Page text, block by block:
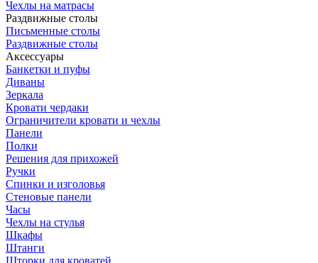
Чехлы на матрасы
Раздвижные столы
Письменные столы
Раздвижные столы
Аксессуары
Банкетки и пуфы
Диваны
Зеркала
Кровати чердаки
Ограничители кровати и чехлы
Панели
Полки
Решения для прихожей
Ручки
Спинки и изголовья
Стеновые панели
Часы
Чехлы на стулья
Шкафы
Штанги
Шторки для кроватей